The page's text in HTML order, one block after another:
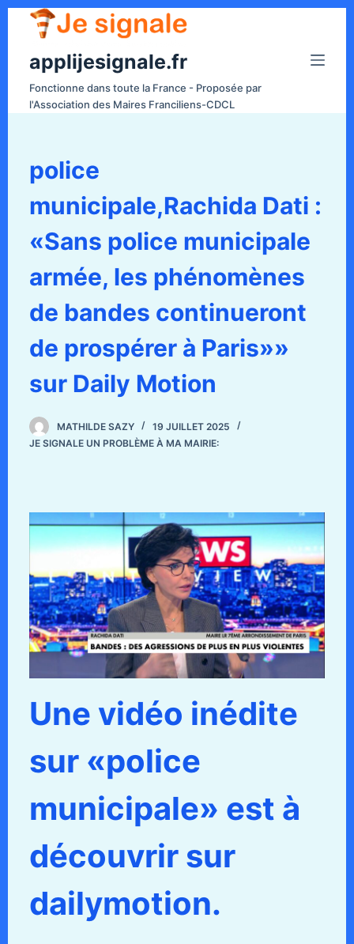
applijesignale.fr
Fonctionne dans toute la France - Proposée par
l'Association des Maires Franciliens-CDCL
police
municipale,Rachida Dati :
«Sans police municipale
armée, les phénomènes
de bandes continueront
de prospérer à Paris»»
sur Daily Motion
MATHILDE SAZY
19 JUILLET 2025
JE SIGNALE UN PROBLÈME À MA MAIRIE:
Une vidéo inédite
sur «police
municipale» est à
découvrir sur
dailymotion.